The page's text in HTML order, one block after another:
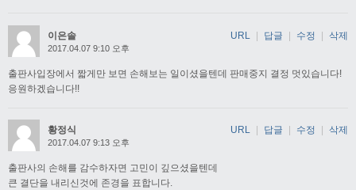
이은솔
2017.04.07 9:10 오후
출판사입장에서 짧게만 보면 손해보는 일이셨을텐데 판매중지 결정 멋있습니다!
응원하겠습니다!!
URL | 답글 | 수정 | 삭제
황정식
2017.04.07 9:13 오후
출판사의 손해를 감수하자면 고민이 깊으셨을텐데
큰 결단을 내리신것에 존경을 표합니다.
URL 답글 수정 삭제